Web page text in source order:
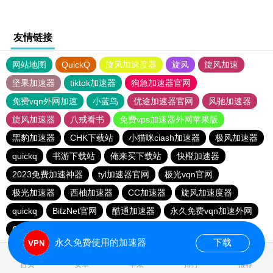
友情链接
网站地图 QuickQ 旋风加速度器 旋风
旋风加速
坚果加速器
tiktok加速器
狗急加速器官网
免费vqn外网加速
小蓝鸟 优途加速器官网
风驰加速器
旋风加速器
八戒看书
免费vps加速器外网苹果版
黑豹加速器
CHK下载站 小猫咪ciash加速器
极风加速器
quickq
书游下载站 俺来买下载站
快橙加速器
2023免费加速神器
tyl加速器官网
极光vqn官网
极光加速器
西柚加速器 CC加速器
旋风加速度器
quickq
BitzNet官网 酷通加速器
永久免费vqn加速外网
CHK下载站
首页 安卓 苹果 排行 推荐
永久免费使用的加速器 下载
0.037023s